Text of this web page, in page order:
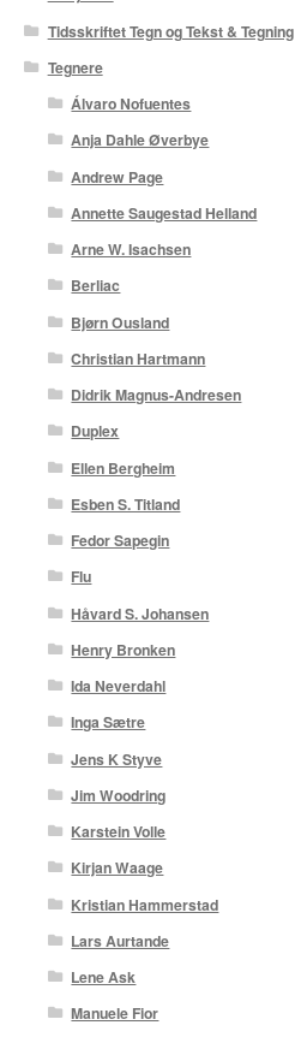
Tidsskriftet Tegn og Tekst & Tegning
Tegnere
Álvaro Nofuentes
Anja Dahle Øverbye
Andrew Page
Annette Saugestad Helland
Arne W. Isachsen
Berliac
Bjørn Ousland
Christian Hartmann
Didrik Magnus-Andresen
Duplex
Ellen Bergheim
Esben S. Titland
Fedor Sapegin
Flu
Håvard S. Johansen
Henry Bronken
Ida Neverdahl
Inga Sætre
Jens K Styve
Jim Woodring
Karstein Volle
Kirjan Waage
Kristian Hammerstad
Lars Aurtande
Lene Ask
Manuele Fior